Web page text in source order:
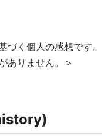
づく個人の感想です。
ありません。＞